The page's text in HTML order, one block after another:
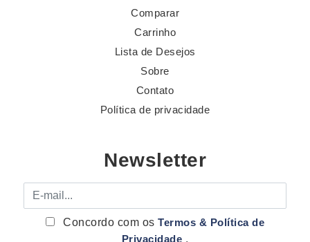
Comparar
Carrinho
Lista de Desejos
Sobre
Contato
Política de privacidade
Newsletter
E-mail
Concordo com osTermos & Política de
Privacidade .